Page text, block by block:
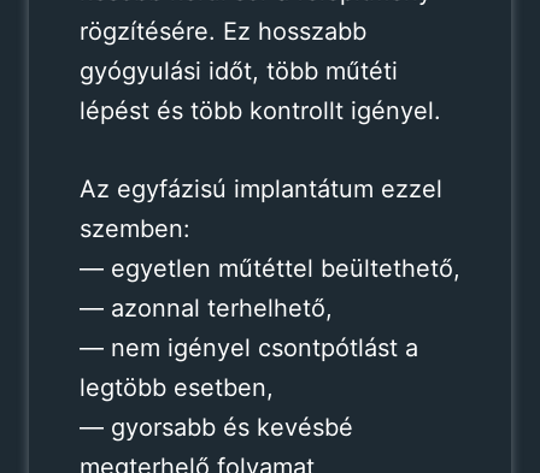
rögzítésére. Ez hosszabb
gyógyulási időt, több műtéti
lépést és több kontrollt igényel.
Az egyfázisú implantátum ezzel
szemben:
— egyetlen műtéttel beültethető,
— azonnal terhelhető,
— nem igényel csontpótlást a
legtöbb esetben,
— gyorsabb és kevésbé
megterhelő folyamat